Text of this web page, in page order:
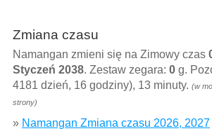
Zmiana czasu
Namangan zmieni się na Zimowy czas
Styczeń 2038. Zestaw zegara: 0g.
4181 dzień, 16 godziny), 13 minuty. (w
strony)
» Namangan Zmiana czasu 2026, 2027